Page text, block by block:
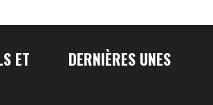
ET
DERNIÈRES UNES